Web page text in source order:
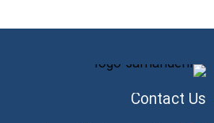
Contact Us